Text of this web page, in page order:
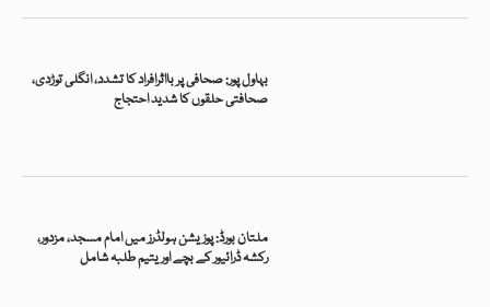
بہاول پور: صحافی پر بااثرافراد کا تشدد، انگلی توڑدی،
صحافتی حلقوں کا شدید احتجاج
ملتان بورڈ: پوزیشن ہولڈرز میں امام مسجد، مزدور،
رکشہ ڈرائیور کے بچے اور یتیم طلبہ شامل